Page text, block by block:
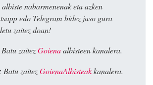
nabarmenenak eta azken
edo Telegram bidez jaso gura
zaitez doan!
Batu zaitezGoienaalbisteen kanalera.
Batu zaitezGoienaAlbisteakkanalera.